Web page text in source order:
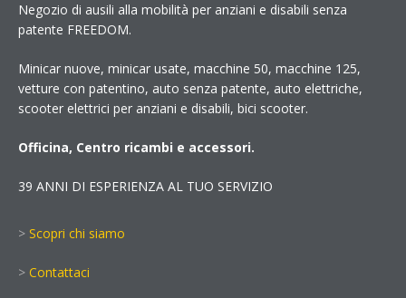
Negozio di ausili alla mobilità per anziani e disabili senza
patente FREEDOM.
Minicar nuove, minicar usate, macchine 50, macchine 125,
vetture con patentino, auto senza patente, auto elettriche,
scooter elettrici per anziani e disabili, bici scooter.
Officina, Centro ricambi e accessori.
39 ANNI DI ESPERIENZA AL TUO SERVIZIO
> Scopri chi siamo
> Contattaci